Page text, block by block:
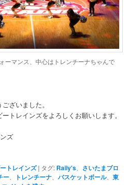
ーマンス、中心はトレンチーナちゃんで
ざいました。
トレインズをよろしくお願いします。
ズ
トレインズ | タグ: Raily's、 さいたまブロ
ー、 トレンチーナ、バスケットボール、東